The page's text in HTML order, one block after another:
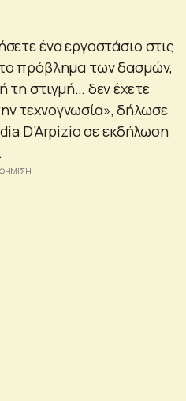
ένα εργοστάσιο στις
πρόβλημα των δασμών,
τη στιγμή… δεν έχετε
τεχνογνωσία», δήλωσε
D’Arpizio σε εκδήλωση